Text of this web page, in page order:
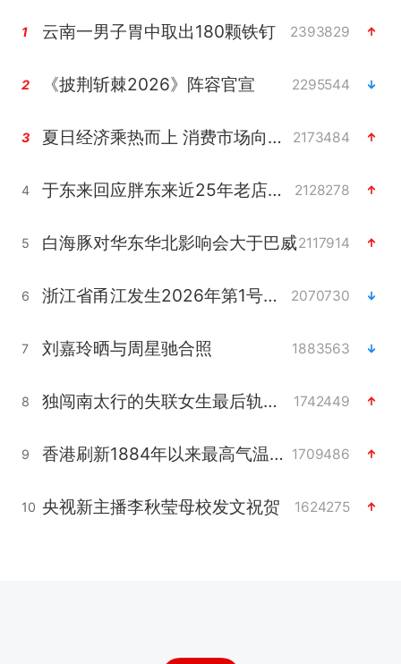
1 云南一男子胃中取出180颗铁钉 2393829
2 《披荆斩棘2026》阵容官宣 2295544
3 夏日经济乘热而上 消费市场向新而行 2173484
4 于东来回应胖东来近25年老店年底关闭 2128278
5 白海豚对华东华北影响会大于巴威2117914
6 浙江省甬江发生2026年第1号洪水 2070730
7 刘嘉玲晒与周星驰合照 1883563
8 独闯南太行的失联女生最后轨迹已确认 1742449
9 香港刷新1884年以来最高气温纪录 1709486
10 央视新主播李秋莹母校发文祝贺 1624275